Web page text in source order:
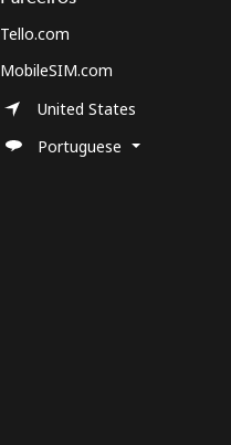
Tello.com
MobileSIM.com
United States
Portuguese